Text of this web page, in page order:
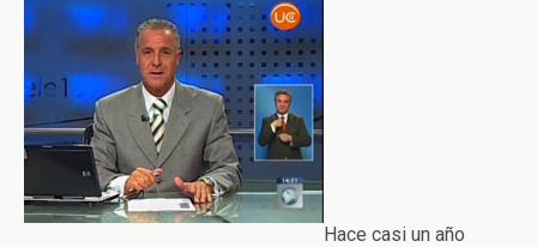
Hace casi un año